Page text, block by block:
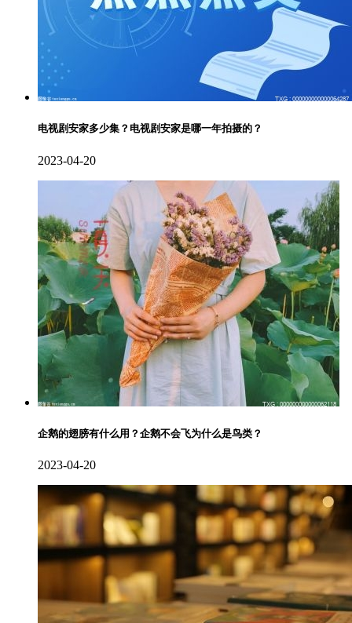
电视剧安家多少集？电视剧安家是哪一年拍摄的？
2023-04-20
企鹅的翅膀有什么用？企鹅不会飞为什么是鸟类？
2023-04-20